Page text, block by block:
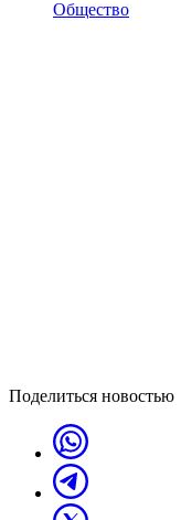
Общество
Поделиться новостью